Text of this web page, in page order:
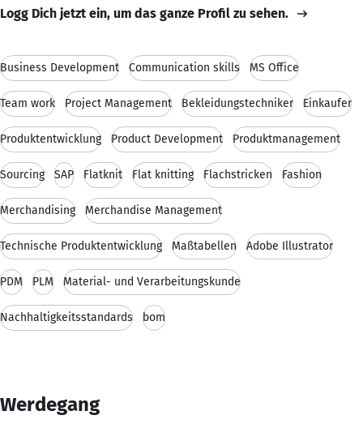
Logg Dich jetzt ein, um das ganze Profil zu sehen.
Business Development Communication skills MS Office
Team work Project Management Bekleidungstechniker Einkaufer
Produktentwicklung Product Development Produktmanagement
Sourcing SAP Flatknit Flat knitting Flachstricken Fashion
Merchandising Merchandise Management
Technische Produktentwicklung Maßtabellen Adobe Illustrator
PDM PLM Material- und Verarbeitungskunde
Nachhaltigkeitsstandards bom
Werdegang